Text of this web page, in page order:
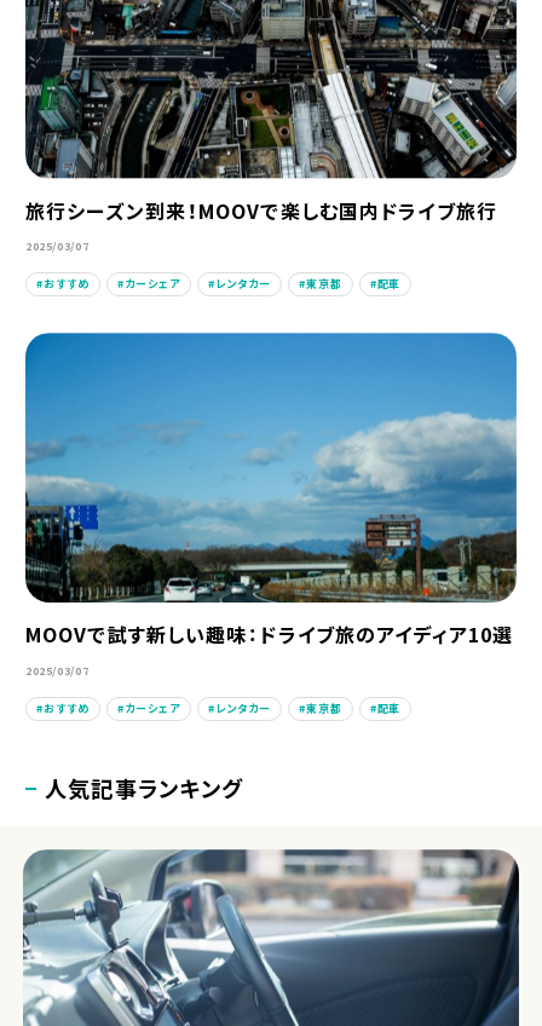
旅行シーズン到来！MOOVで楽しむ国内ドライブ旅行
2025/03/07
おすすめ カーシェア レンタカー 東京都 配車
MOOVで試す新しい趣味：ドライブ旅のアイディア10選
2025/03/07
おすすめ カーシェア レンタカー 東京都 配車
人気記事ランキング